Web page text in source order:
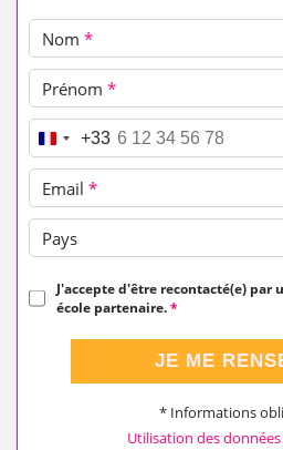
Nom *
Prénom *
Téléphone *
+33
Email *
Pays
J'accepte d'être recontacté(e)
école partenaire.*
JE ME
* Informations
Utilisation des